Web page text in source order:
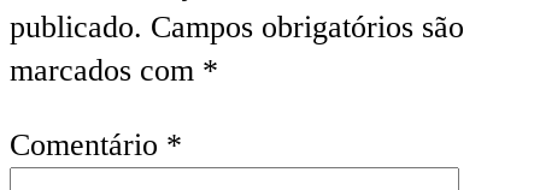
publicado. Campos obrigatórios são
marcados com *
Comentário *